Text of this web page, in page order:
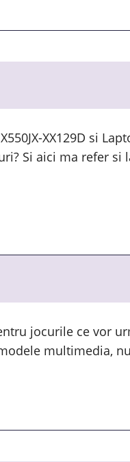
XX129D si
Si aici ma refer si
jocurile ce vor
multimedia,